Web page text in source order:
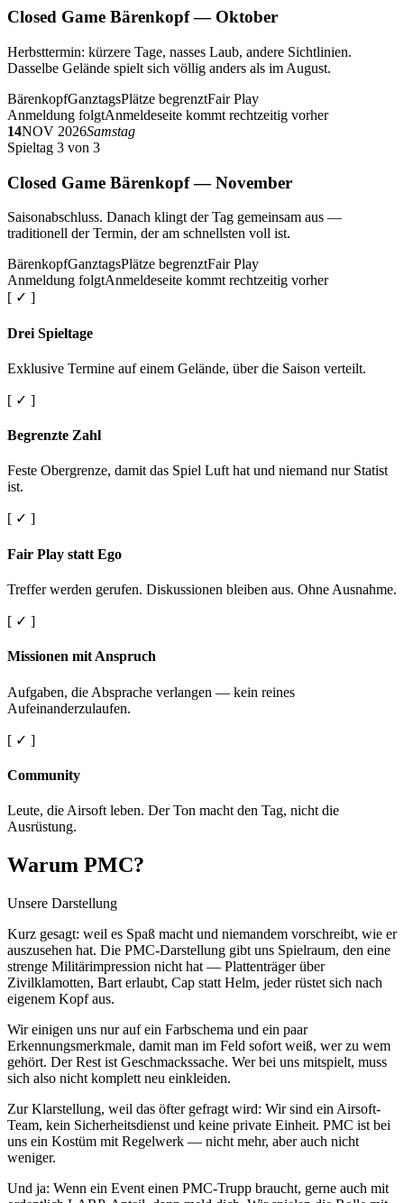
Closed Game Bärenkopf — Oktober
Herbsttermin: kürzere Tage, nasses Laub, andere Sichtlinien.
Dasselbe Gelände spielt sich völlig anders als im August.
BärenkopfGanztagsPlätze begrenztFair Play
Anmeldung folgtAnmeldeseite kommt rechtzeitig vorher
14NOV 2026Samstag
Spieltag 3 von 3
Closed Game Bärenkopf — November
Saisonabschluss. Danach klingt der Tag gemeinsam aus —
traditionell der Termin, der am schnellsten voll ist.
BärenkopfGanztagsPlätze begrenztFair Play
Anmeldung folgtAnmeldeseite kommt rechtzeitig vorher
[ ✓ ]
Drei Spieltage
Exklusive Termine auf einem Gelände, über die Saison verteilt.
[ ✓ ]
Begrenzte Zahl
Feste Obergrenze, damit das Spiel Luft hat und niemand nur Statist
ist.
[ ✓ ]
Fair Play statt Ego
Treffer werden gerufen. Diskussionen bleiben aus. Ohne Ausnahme.
[ ✓ ]
Missionen mit Anspruch
Aufgaben, die Absprache verlangen — kein reines
Aufeinanderzulaufen.
[ ✓ ]
Community
Leute, die Airsoft leben. Der Ton macht den Tag, nicht die
Ausrüstung.
Warum PMC?
Unsere Darstellung
Kurz gesagt: weil es Spaß macht und niemandem vorschreibt, wie er
auszusehen hat. Die PMC-Darstellung gibt uns Spielraum, den eine
strenge Militärimpression nicht hat — Plattenträger über
Zivilklamotten, Bart erlaubt, Cap statt Helm, jeder rüstet sich nach
eigenem Kopf aus.
Wir einigen uns nur auf ein Farbschema und ein paar
Erkennungsmerkmale, damit man im Feld sofort weiß, wer zu wem
gehört. Der Rest ist Geschmackssache. Wer bei uns mitspielt, muss
sich also nicht komplett neu einkleiden.
Zur Klarstellung, weil das öfter gefragt wird: Wir sind ein Airsoft-
Team, kein Sicherheitsdienst und keine private Einheit. PMC ist bei
uns ein Kostüm mit Regelwerk — nicht mehr, aber auch nicht
weniger.
Und ja: Wenn ein Event einen PMC-Trupp braucht, gerne auch mit